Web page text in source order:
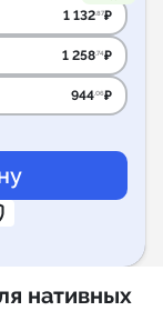
1 132.87₽
1 258.74₽
944.06₽
нативных